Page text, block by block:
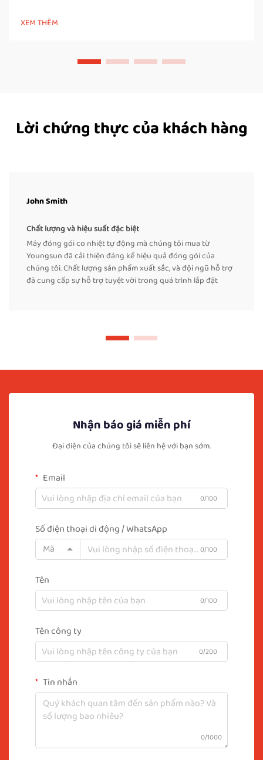
và làm nguội, tạo ra mối hàn chắc chắn và kín khí. Khác với các
máy hàn xung thủ công, máy hàn băng…
XEM THÊM
Lời chứng thực của khách hàng
John Smith
Chất lượng và hiệu suất đặc biệt
Máy đóng gói co nhiệt tự động mà chúng tôi mua từ
Youngsun đã cải thiện đáng kể hiệu quả đóng gói của
chúng tôi. Chất lượng sản phẩm xuất sắc, và đội ngũ hỗ trợ
đã cung cấp sự hỗ trợ tuyệt vời trong quá trình lắp đặt
Nhận báo giá miễn phí
Đại diện của chúng tôi sẽ liên hệ với bạn sớm.
Email
0/100
Số điện thoại di động / WhatsApp
Mã
0/100
Tên
0/100
Tên công ty
0/200
Tin nhắn
0/1000